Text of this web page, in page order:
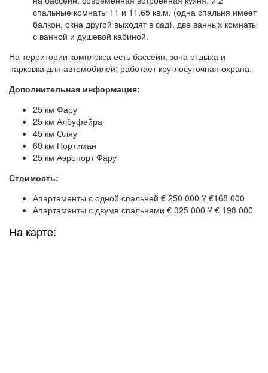
спальные комнаты 11 и 11,65 кв.м. (одна спальня имеет
балкон, окна другой выходят в сад), две ванных комнаты
с ванной и душевой кабиной.
На территории комплекса есть бассейн, зона отдыха и
парковка для автомобилей; работает круглосуточная охрана.
Дополнительная информация:
25 км Фару
25 км Албуфейра
45 км Оляу
60 км Портиман
25 км Аэропорт Фару
Стоимость:
Апартаменты с одной спальней € 250 000 ? €168 000
Апартаменты с двумя спальнями € 325 000 ? € 198 000
На карте: